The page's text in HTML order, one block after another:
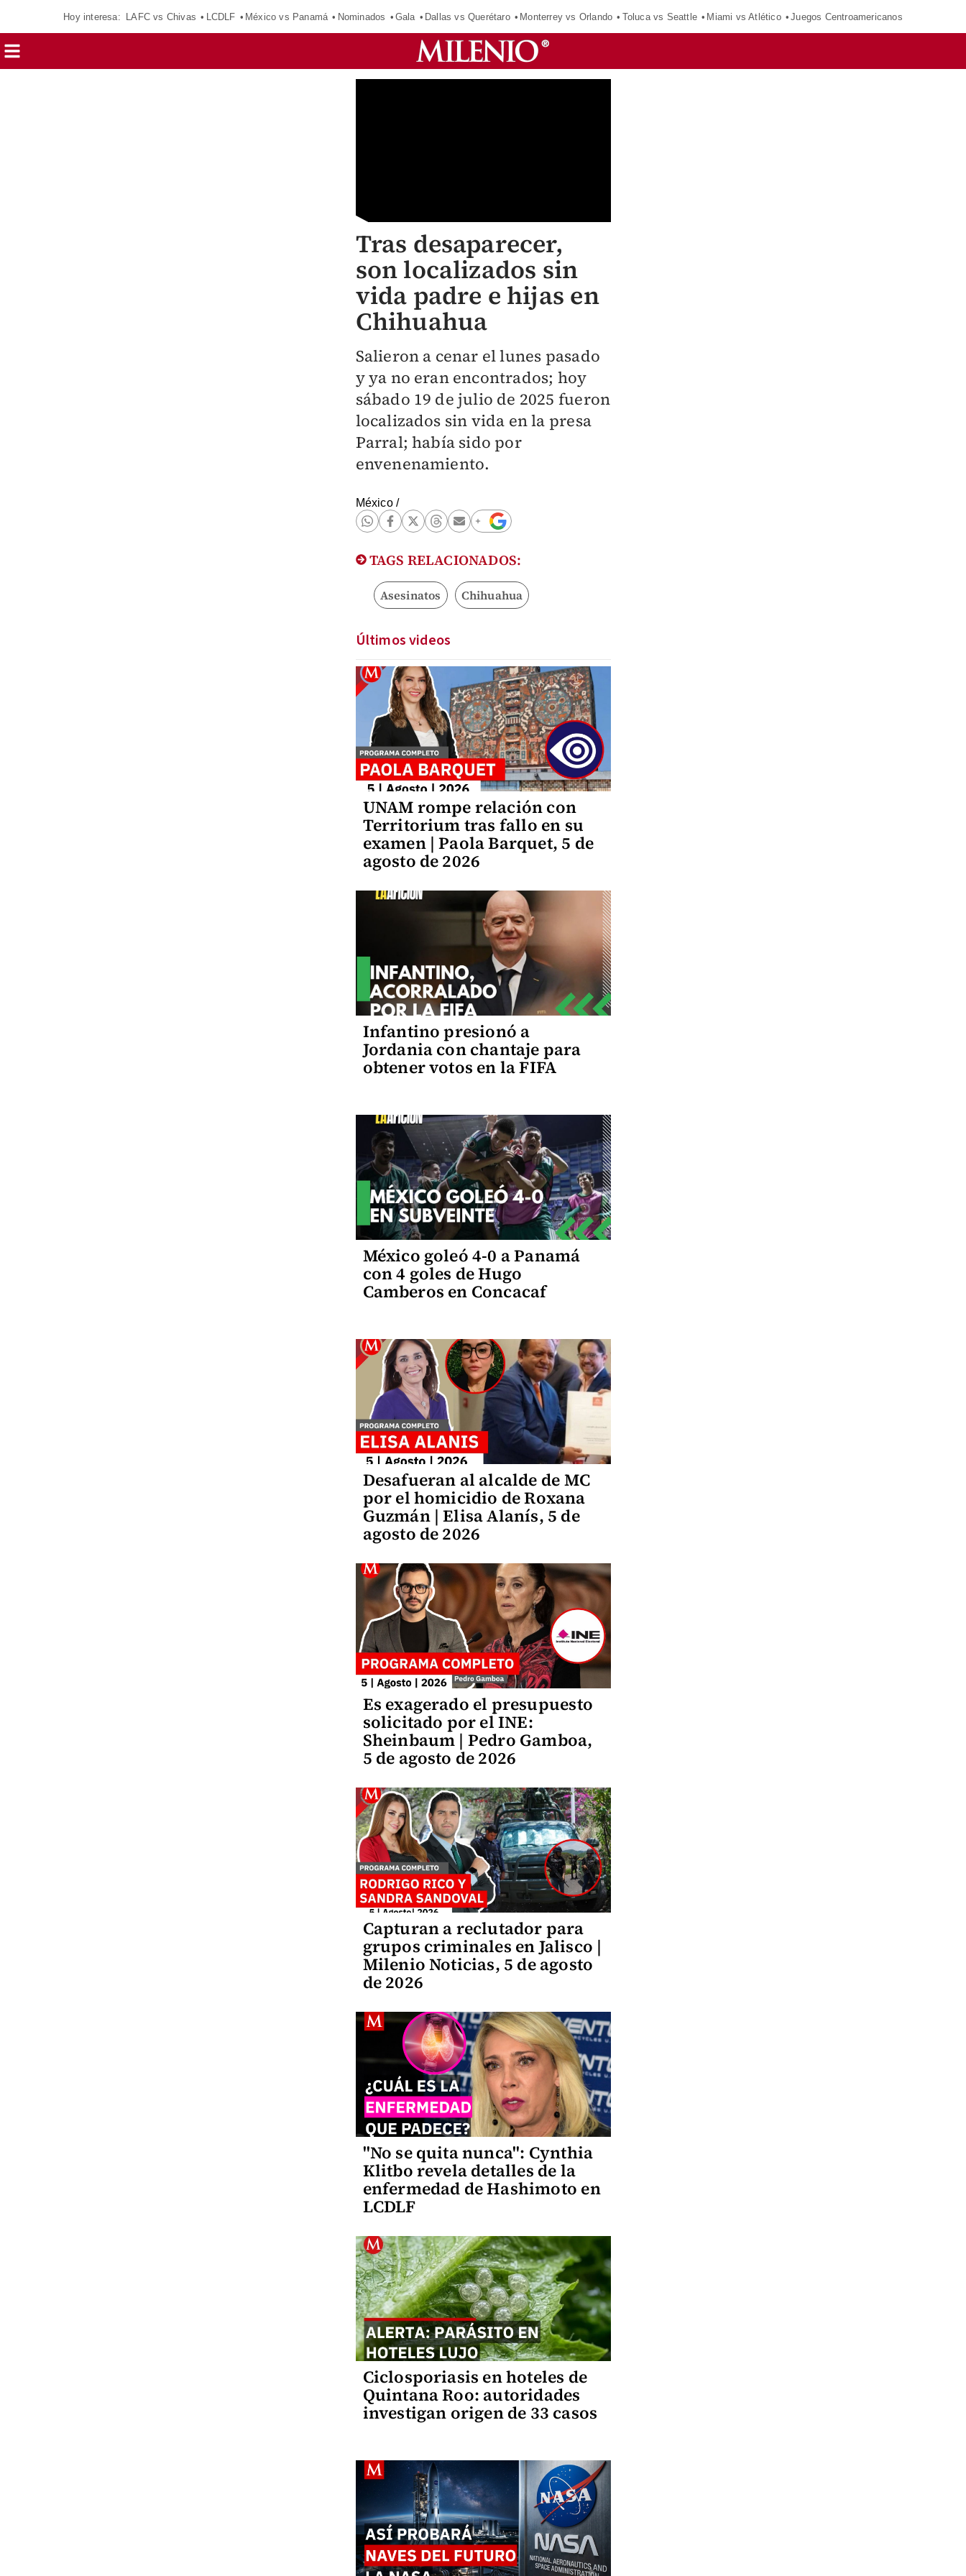
Hoy interesa: LAFC vs Chivas LCDLF México vs Panamá Nominados Gala Dallas vs Querétaro Monterrey vs Orlando Toluca vs Seattle Miami vs Atlético Juegos Centroamericanos
Tras desaparecer,
son localizados sin
vida padre e hijas en
Chihuahua
Salieron a cenar el lunes pasado
y ya no eran encontrados; hoy
sábado 19 de julio de 2025 fueron
localizados sin vida en la presa
Parral; había sido por
envenenamiento.
México/
TAGS RELACIONADOS:
Asesinatos Chihuahua
Últimos videos
UNAM rompe relación con
Territorium tras fallo en su
examen | Paola Barquet, 5 de
agosto de 2026
Infantino presionó a
Jordania con chantaje para
obtener votos en la FIFA
México goleó 4-0 a Panamá
con 4 goles de Hugo
Camberos en Concacaf
Desafueran al alcalde de MC
por el homicidio de Roxana
Guzmán | Elisa Alanís, 5 de
agosto de 2026
Es exagerado el presupuesto
solicitado por el INE:
Sheinbaum | Pedro Gamboa,
5 de agosto de 2026
Capturan a reclutador para
grupos criminales en Jalisco |
Milenio Noticias, 5 de agosto
de 2026
"No se quita nunca": Cynthia
Klitbo revela detalles de la
enfermedad de Hashimoto en
LCDLF
Ciclosporiasis en hoteles de
Quintana Roo: autoridades
investigan origen de 33 casos